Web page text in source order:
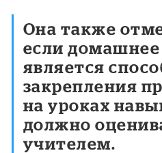
Она также
если домашнее
является
закрепления
на уроках
должно
учителем.